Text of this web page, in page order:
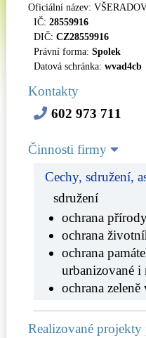
Oficiální název:
IČ: 28559916
DIČ: CZ28559916
Právní forma: Spolek
Datová schránka: wvad4cb
Kontakty
602 973 711
Činnosti firmy
Cechy, sdružení,
sdružení
ochrana
ochrana
ochrana
urbanizované i
ochrana zeleně
Realizované